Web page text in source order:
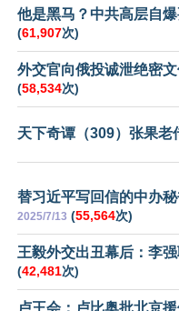
他是黑马？中共高层自
(61,907次)
外交官向俄投诚泄绝密
(58,534次)
天下奇谭（309）张果老
替习近平写回信的中办
2025/7/13 (55,564次)
王毅外交出丑幕后：李
(42,481次)
卢王会：卢比奥批北京